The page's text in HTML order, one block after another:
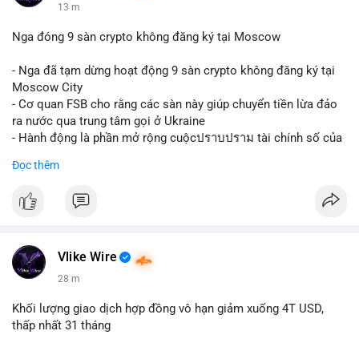
13 m
Nga đóng 9 sàn crypto không đăng ký tại Moscow
- Nga đã tạm dừng hoạt động 9 sàn crypto không đăng ký tại
Moscow City
- Cơ quan FSB cho rằng các sàn này giúp chuyển tiền lừa đảo
ra nước qua trung tâm gọi ở Ukraine
- Hành động là phần mở rộng cuộcปราบปราม tài chính số của
📰 Nguồn: Cointelegraph
Đọc thêm
Vlike Wire
28 m
Khối lượng giao dịch hợp đồng vô hạn giảm xuống 4T USD,
thấp nhất 31 tháng